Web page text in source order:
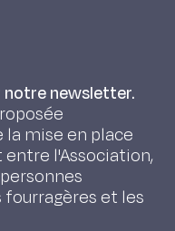
notre newsletter.
la mise en place
entre l'Association,
et les